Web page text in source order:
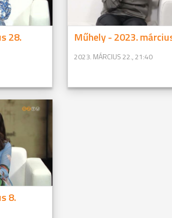
28. Műhely - 2023.
2023. MÁRCIUS 22., 21:40
8.